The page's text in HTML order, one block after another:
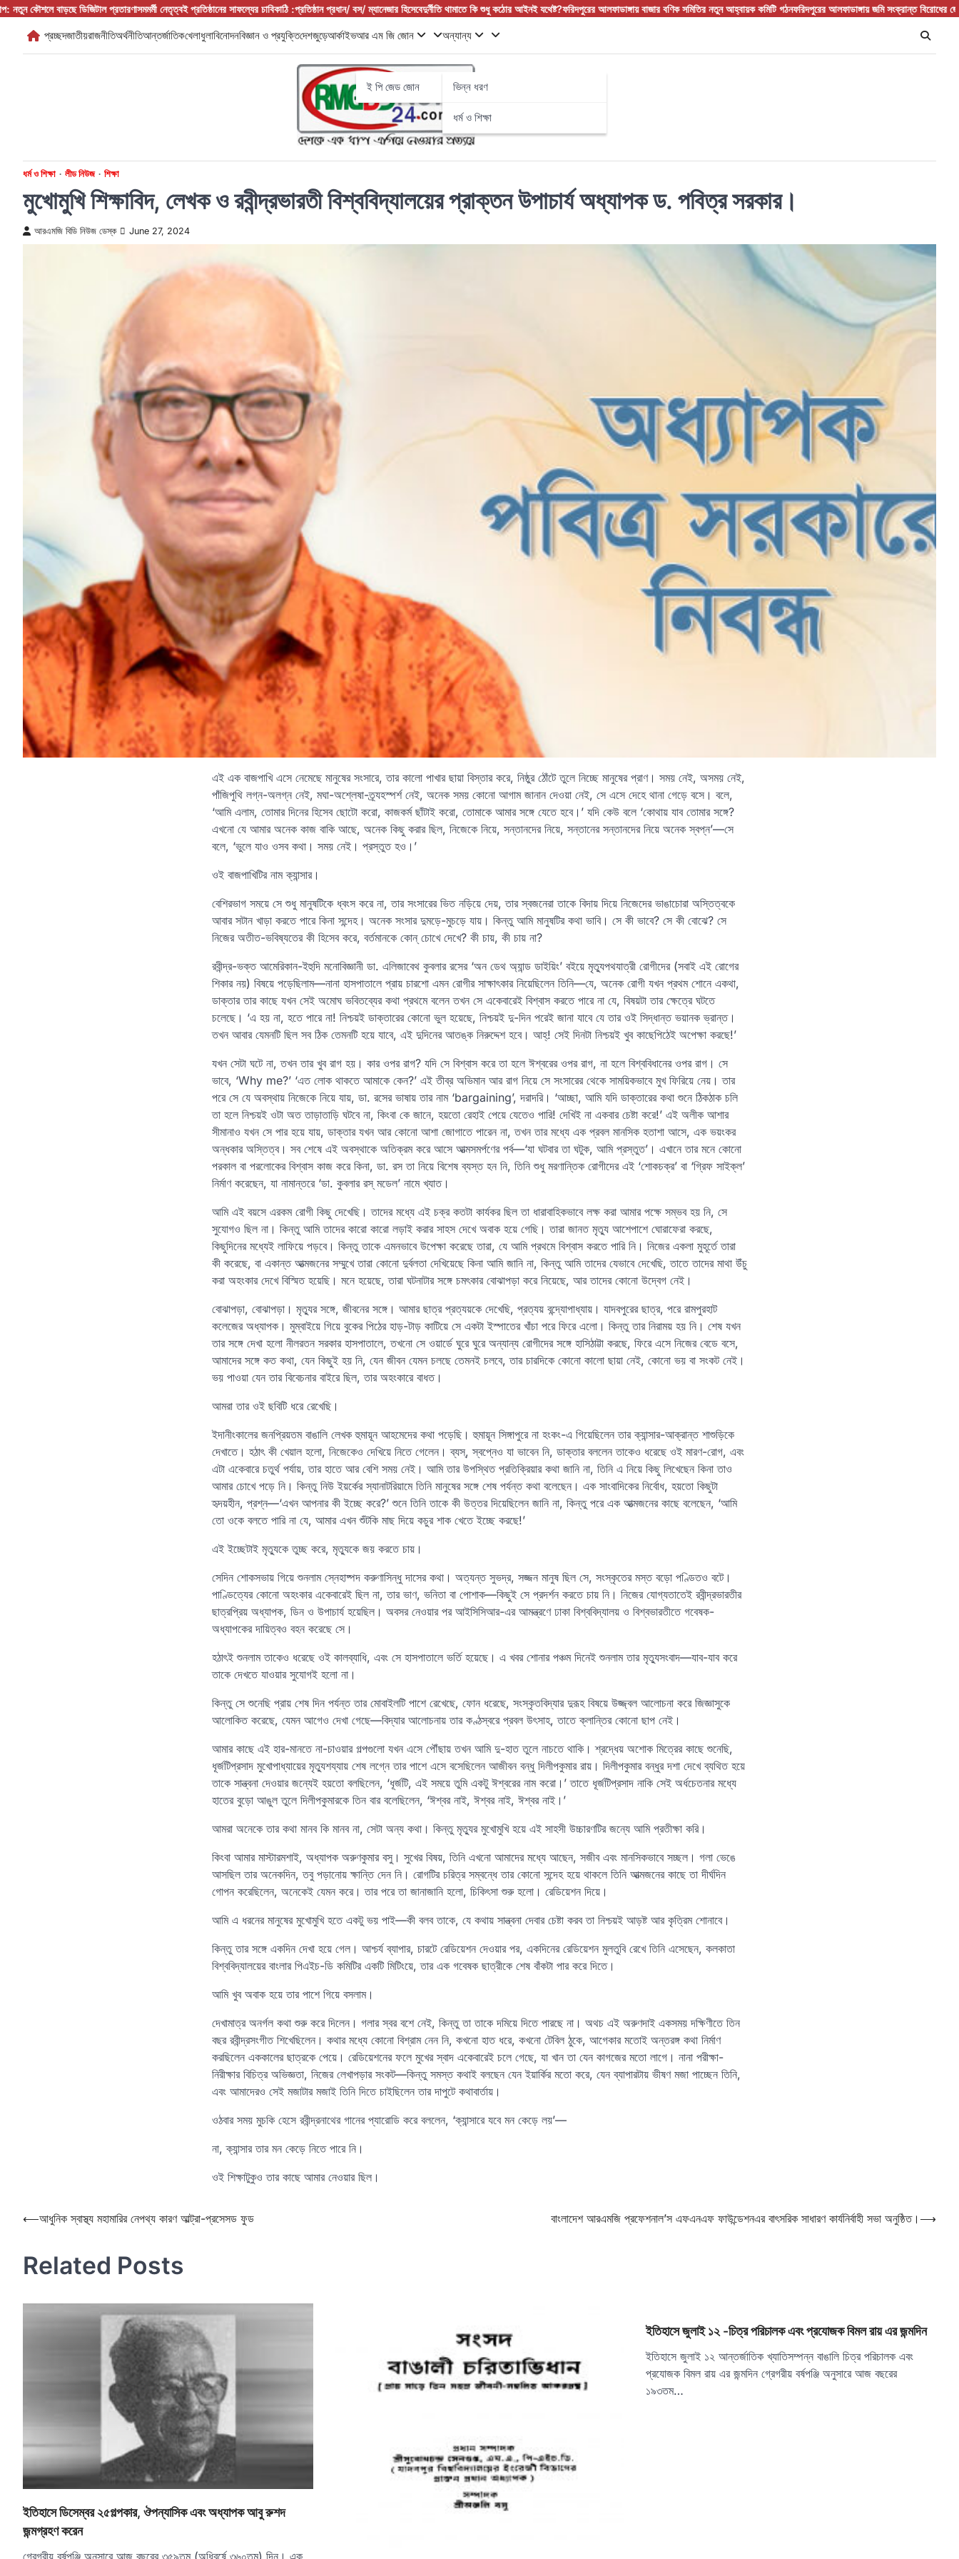
Skip
content
ডিজিটাল প্রতারণাসমমর্মী নেতৃত্বই প্রতিষ্ঠানের সাফল্যের চাবিকাঠি :প্রতিষ্ঠান প্রধান/ বস/ ম্যানেজার হিসেবেদুর্নীতি থামাতে কি শুধু কঠোর আইনই যথেষ্ট?ফরিদপুরের আলফাডাঙ্গায় বাজার বণিক সমিতির নতুন আহ্বায়ক কমিটি গঠনফরিদপুরের আলফাডাঙ্গায় জমি সংক্রান্ত বিরোধের জেরে হামলা আহত তিন
প্রচ্ছদজাতীয়রাজনীতিঅর্থনীতিআন্তর্জাতিকখেলাধুলাবিনোদনবিজ্ঞান ও প্রযুক্তিদেশজুড়েআর্কাইভআর এম জি জোন
ই পি জেড জোন
অন্যান্য
ভিন্ন ধরণ
ধর্ম ও শিক্ষা
ধর্ম ও শিক্ষা লীড নিউজ শিক্ষা
মুখোমুখি শিক্ষাবিদ, লেখক ও রবীন্দ্রভারতী বিশ্ববিদ্যালয়ের প্রাক্তন উপাচার্য অধ্যাপক ড. পবিত্র সরকার।
আরএমজি বিডি নিউজ ডেস্ক June 27, 2024
এই এক বাজপাখি এসে নেমেছে মানুষের সংসারে, তার কালো পাখার ছায়া বিস্তার করে, নিষ্ঠুর ঠোঁটে তুলে নিচ্ছে মানুষের প্রাণ। সময় নেই, অসময় নেই,
পাঁজিপুথি লগ্ন-অলগ্ন নেই, মঘা-অশ্লেষা-ত্র্যহস্পর্শ নেই, অনেক সময় কোনো আগাম জানান দেওয়া নেই, সে এসে দেহে থানা গেড়ে বসে। বলে,
‘আমি এলাম, তোমার দিনের হিসেব ছোটো করো, কাজকর্ম ছাঁটাই করো, তোমাকে আমার সঙ্গে যেতে হবে।’ যদি কেউ বলে ‘কোথায় যাব তোমার সঙ্গে?
এখনো যে আমার অনেক কাজ বাকি আছে, অনেক কিছু করার ছিল, নিজেকে নিয়ে, সন্তানদের নিয়ে, সন্তানের সন্তানদের নিয়ে অনেক স্বপ্ন’—সে
বলে, ‘ভুলে যাও ওসব কথা। সময় নেই। প্রস্তুত হও।’
ওই বাজপাখিটির নাম ক্যান্সার।
বেশিরভাগ সময়ে সে শুধু মানুষটিকে ধ্বংস করে না, তার সংসারের ভিত নড়িয়ে দেয়, তার স্বজনেরা তাকে বিদায় দিয়ে নিজেদের ভাঙাচোরা অস্তিত্বকে
আবার সটান খাড়া করতে পারে কিনা সন্দেহ। অনেক সংসার দুমড়ে-মুচড়ে যায়। কিন্তু আমি মানুষটির কথা ভাবি। সে কী ভাবে? সে কী বোঝে? সে
নিজের অতীত-ভবিষ্যতের কী হিসেব করে, বর্তমানকে কোন্‌ চোখে দেখে? কী চায়, কী চায় না?
রবীন্দ্র-ভক্ত আমেরিকান-ইহুদি মনোবিজ্ঞানী ডা. এলিজাবেথ কুবলার রসের ‘অন ডেথ অ্যান্ড ডাইয়িং’ বইয়ে মৃত্যুপথযাত্রী রোগীদের (সবাই এই রোগের
শিকার নয়) বিষয়ে পড়েছিলাম—নানা হাসপাতালে প্রায় চারশো এমন রোগীর সাক্ষাৎকার নিয়েছিলেন তিনি—যে, অনেক রোগী যখন প্রথম শোনে একথা,
ডাক্তার তার কাছে যখন সেই অমোঘ ভবিতব্যের কথা প্রথমে বলেন তখন সে একেবারেই বিশ্বাস করতে পারে না যে, বিষয়টা তার ক্ষেত্রে ঘটতে
চলেছে। ‘এ হয় না, হতে পারে না! নিশ্চয়ই ডাক্তারের কোনো ভুল হয়েছে, নিশ্চয়ই দু-দিন পরেই জানা যাবে যে তার ওই সিদ্ধান্ত ভয়ানক ভ্রান্ত।
তখন আবার যেমনটি ছিল সব ঠিক তেমনটি হয়ে যাবে, এই দুদিনের আতঙ্ক নিরুদ্দেশ হবে। আহ্‌! সেই দিনটা নিশ্চয়ই খুব কাছেপিঠেই অপেক্ষা করছে!’
যখন সেটা ঘটে না, তখন তার খুব রাগ হয়। কার ওপর রাগ? যদি সে বিশ্বাস করে তা হলে ঈশ্বরের ওপর রাগ, না হলে বিশ্ববিধানের ওপর রাগ। সে
ভাবে, ‘Why me?’ ‘এত লোক থাকতে আমাকে কেন?’ এই তীব্র অভিমান আর রাগ নিয়ে সে সংসারের থেকে সাময়িকভাবে মুখ ফিরিয়ে নেয়। তার
পরে সে যে অবস্থায় নিজেকে নিয়ে যায়, ডা. রসের ভাষায় তার নাম ‘bargaining’, দরাদরি। ‘আচ্ছা, আমি যদি ডাক্তারের কথা শুনে ঠিকঠাক চলি
তা হলে নিশ্চয়ই ওটা অত তাড়াতাড়ি ঘটবে না, কিংবা কে জানে, হয়তো রেহাই পেয়ে যেতেও পারি! দেখিই না একবার চেষ্টা করে!’ এই অলীক আশার
সীমানাও যখন সে পার হয়ে যায়, ডাক্তার যখন আর কোনো আশা জোগাতে পারেন না, তখন তার মধ্যে এক প্রবল মানসিক হতাশা আসে, এক ভয়ংকর
অন্ধকার অস্তিত্ব। সব শেষে এই অবস্থাকে অতিক্রম করে আসে আত্মসমর্পণের পর্ব—‘যা ঘটবার তা ঘটুক, আমি প্রস্তুত’। এখানে তার মনে কোনো
পরকাল বা পরলোকের বিশ্বাস কাজ করে কিনা, ডা. রস তা নিয়ে বিশেষ ব্যস্ত হন নি, তিনি শুধু মরণান্তিক রোগীদের এই ‘শোকচক্র’ বা ‘গ্রিফ সাইক্‌ল’
নির্মাণ করেছেন, যা নামান্তরে ‘ডা. কুবলার রস্‌ মডেল’ নামে খ্যাত।
আমি এই বয়সে এরকম রোগী কিছু দেখেছি। তাদের মধ্যে এই চক্র কতটা কার্যকর ছিল তা ধারাবাহিকভাবে লক্ষ করা আমার পক্ষে সম্ভব হয় নি, সে
সুযোগও ছিল না। কিন্তু আমি তাদের কারো কারো লড়াই করার সাহস দেখে অবাক হয়ে গেছি। তারা জানত মৃত্যু আশেপাশে ঘোরাফেরা করছে,
কিছুদিনের মধ্যেই লাফিয়ে পড়বে। কিন্তু তাকে এমনভাবে উপেক্ষা করেছে তারা, যে আমি প্রথমে বিশ্বাস করতে পারি নি। নিজের একলা মুহূর্তে তারা
কী করেছে, বা একান্ত আত্মজনের সম্মুখে তারা কোনো দুর্বলতা দেখিয়েছে কিনা আমি জানি না, কিন্তু আমি তাদের যেভাবে দেখেছি, তাতে তাদের মাথা উঁচু
করা অহংকার দেখে বিস্মিত হয়েছি। মনে হয়েছে, তারা ঘটনাটার সঙ্গে চমৎকার বোঝাপড়া করে নিয়েছে, আর তাদের কোনো উদ্বেগ নেই।
বোঝাপড়া, বোঝাপড়া। মৃত্যুর সঙ্গে, জীবনের সঙ্গে। আমার ছাত্র প্রত্যয়কে দেখেছি, প্রত্যয় বন্দ্যোপাধ্যায়। যাদবপুরের ছাত্র, পরে রামপুরহাট
কলেজের অধ্যাপক। মুম্বাইয়ে গিয়ে বুকের পিঠের হাড়-টাড় কাটিয়ে সে একটা ইস্পাতের খাঁচা পরে ফিরে এলো। কিন্তু তার নিরাময় হয় নি। শেষ যখন
তার সঙ্গে দেখা হলো নীলরতন সরকার হাসপাতালে, তখনো সে ওয়ার্ডে ঘুরে ঘুরে অন্যান্য রোগীদের সঙ্গে হাসিঠাট্টা করছে, ফিরে এসে নিজের বেডে বসে,
আমাদের সঙ্গে কত কথা, যেন কিছুই হয় নি, যেন জীবন যেমন চলছে তেমনই চলবে, তার চারদিকে কোনো কালো ছায়া নেই, কোনো ভয় বা সংকট নেই।
ভয় পাওয়া যেন তার বিবেচনার বাইরে ছিল, তার অহংকারে বাধত।
আমরা তার ওই ছবিটি ধরে রেখেছি।
ইদানীংকালের জনপ্রিয়তম বাঙালি লেখক হুমায়ূন আহমেদের কথা পড়েছি। হুমায়ূন সিঙ্গাপুরে না হংকং-এ গিয়েছিলেন তার ক্যান্সার-আক্রান্ত শাশুড়িকে
দেখাতে। হঠাৎ কী খেয়াল হলো, নিজেকেও দেখিয়ে নিতে গেলেন। ব্যস্‌, স্বপ্নেও যা ভাবেন নি, ডাক্তার বললেন তাকেও ধরেছে ওই মারণ-রোগ, এবং
এটা একেবারে চতুর্থ পর্যায়, তার হাতে আর বেশি সময় নেই। আমি তার উপস্থিত প্রতিক্রিয়ার কথা জানি না, তিনি এ নিয়ে কিছু লিখেছেন কিনা তাও
আমার চোখে পড়ে নি। কিন্তু নিউ ইয়র্কের স্যানাটরিয়ামে তিনি মানুষের সঙ্গে শেষ পর্যন্ত কথা বলেছেন। এক সাংবাদিকের নির্বোধ, হয়তো কিছুটা
হৃদয়হীন, প্রশ্ন—‘এখন আপনার কী ইচ্ছে করে?’ শুনে তিনি তাকে কী উত্তর দিয়েছিলেন জানি না, কিন্তু পরে এক আত্মজনের কাছে বলেছেন, ‘আমি
তো ওকে বলতে পারি না যে, আমার এখন শুঁটকি মাছ দিয়ে কচুর শাক খেতে ইচ্ছে করছে!’
এই ইচ্ছেটাই মৃত্যুকে তুচ্ছ করে, মৃত্যুকে জয় করতে চায়।
সেদিন শোকসভায় গিয়ে শুনলাম স্নেহাষ্পদ করুণাসিন্ধু দাসের কথা। অত্যন্ত সুভদ্র, সজ্জন মানুষ ছিল সে, সংস্কৃতের মস্ত বড়ো পণ্ডিতও বটে।
পাণ্ডিত্যের কোনো অহংকার একেবারেই ছিল না, তার ভাণ, ভনিতা বা পোশাক—কিছুই সে প্রদর্শন করতে চায় নি। নিজের যোগ্যতাতেই রবীন্দ্রভারতীর
ছাত্রপ্রিয় অধ্যাপক, ডিন ও উপাচার্য হয়েছিল। অবসর নেওয়ার পর আইসিসিআর-এর আমন্ত্রণে ঢাকা বিশ্ববিদ্যালয় ও বিশ্বভারতীতে গবেষক-
অধ্যাপকের দায়িত্বও বহন করেছে সে।
হঠাৎই শুনলাম তাকেও ধরেছে ওই কালব্যাধি, এবং সে হাসপাতালে ভর্তি হয়েছে। এ খবর শোনার পঞ্চম দিনেই শুনলাম তার মৃত্যুসংবাদ—যাব-যাব করে
তাকে দেখতে যাওয়ার সুযোগই হলো না।
কিন্তু সে শুনেছি প্রায় শেষ দিন পর্যন্ত তার মোবাইলটি পাশে রেখেছে, ফোন ধরেছে, সংস্কৃতবিদ্যার দুরূহ বিষয়ে উজ্জ্বল আলোচনা করে জিজ্ঞাসুকে
আলোকিত করেছে, যেমন আগেও দেখা গেছে—বিদ্যার আলোচনায় তার কণ্ঠস্বরে প্রবল উৎসাহ, তাতে ক্লান্তির কোনো ছাপ নেই।
আমার কাছে এই হার-মানতে না-চাওয়ার গল্পগুলো যখন এসে পৌঁছায় তখন আমি দু-হাত তুলে নাচতে থাকি। শ্রদ্ধেয় অশোক মিত্রের কাছে শুনেছি,
ধূর্জটিপ্রসাদ মুখোপাধ্যায়ের মৃত্যুশয্যায় শেষ লগ্নে তার পাশে এসে বসেছিলেন আজীবন বন্ধু দিলীপকুমার রায়। দিলীপকুমার বন্ধুর দশা দেখে ব্যথিত হয়ে
তাকে সান্ত্বনা দেওয়ার জন্যেই হয়তো বলছিলেন, ‘ধূর্জটি, এই সময়ে তুমি একটু ঈশ্বরের নাম করো।’ তাতে ধূর্জটিপ্রসাদ নাকি সেই অর্ধচেতনার মধ্যে
হাতের বুড়ো আঙুল তুলে দিলীপকুমারকে তিন বার বলেছিলেন, ‘ঈশ্বর নাই, ঈশ্বর নাই, ঈশ্বর নাই।’
আমরা অনেকে তার কথা মানব কি মানব না, সেটা অন্য কথা। কিন্তু মৃত্যুর মুখোমুখি হয়ে এই সাহসী উচ্চারণটির জন্যে আমি প্রতীক্ষা করি।
কিংবা আমার মাস্টারমশাই, অধ্যাপক অরুণকুমার বসু। সুখের বিষয়, তিনি এখনো আমাদের মধ্যে আছেন, সজীব এবং মানসিকভাবে সচ্ছল। গলা ভেঙে
আসছিল তার অনেকদিন, তবু পড়ানোয় ক্ষান্তি দেন নি। রোগটির চরিত্র সম্বন্ধে তার কোনো সন্দেহ হয়ে থাকলে তিনি আত্মজনের কাছে তা দীর্ঘদিন
গোপন করেছিলেন, অনেকেই যেমন করে। তার পরে তা জানাজানি হলো, চিকিৎসা শুরু হলো। রেডিয়েশন দিয়ে।
আমি এ ধরনের মানুষের মুখোমুখি হতে একটু ভয় পাই—কী বলব তাকে, যে কথায় সান্ত্বনা দেবার চেষ্টা করব তা নিশ্চয়ই আড়ষ্ট আর কৃত্রিম শোনাবে।
কিন্তু তার সঙ্গে একদিন দেখা হয়ে গেল। আশ্চর্য ব্যাপার, চারটে রেডিয়েশন দেওয়ার পর, একদিনের রেডিয়েশন মুলতুবি রেখে তিনি এসেছেন, কলকাতা
বিশ্ববিদ্যালয়ের বাংলার পিএইচ-ডি কমিটির একটি মিটিংয়ে, তার এক গবেষক ছাত্রীকে শেষ বাঁকটা পার করে দিতে।
আমি খুব অবাক হয়ে তার পাশে গিয়ে বসলাম।
দেখামাত্র অনর্গল কথা শুরু করে দিলেন। গলার স্বর বশে নেই, কিন্তু তা তাকে দমিয়ে দিতে পারছে না। অথচ এই অরুণদাই একসময় দক্ষিণীতে তিন
বছর রবীন্দ্রসংগীত শিখেছিলেন। কথার মধ্যে কোনো বিশ্রাম নেন নি, কখনো হাত ধরে, কখনো টেবিল ঠুকে, আগেকার মতোই অন্তরঙ্গ কথা নির্মাণ
করছিলেন এককালের ছাত্রকে পেয়ে। রেডিয়েশনের ফলে মুখের স্বাদ একেবারেই চলে গেছে, যা খান তা যেন কাগজের মতো লাগে। নানা পরীক্ষা-
নিরীক্ষার বিচিত্র অভিজ্ঞতা, নিজের লেখাপড়ার সংকট—কিন্তু সমস্ত কথাই বলছেন যেন ইয়ার্কির মতো করে, যেন ব্যাপারটায় ভীষণ মজা পাচ্ছেন তিনি,
এবং আমাদেরও সেই মজাটার মজাই তিনি দিতে চাইছিলেন তার দাপুটে কথাবার্তায়।
ওঠবার সময় মুচকি হেসে রবীন্দ্রনাথের গানের প্যারোডি করে বললেন, ‘ক্যান্সারে যবে মন কেড়ে লয়’—
না, ক্যান্সার তার মন কেড়ে নিতে পারে নি।
ওই শিক্ষাটুকুও তার কাছে আমার নেওয়ার ছিল।
Post
⟵আধুনিক স্বাস্থ্য মহামারির নেপথ্য কারণ আল্ট্রা-প্রসেসড ফুড বাংলাদেশ আরএমজি প্রফেশনাল’স এফএনএফ ফাউন্ডেশনএর বাৎসরিক সাধারণ কার্যনির্বাহী সভা অনুষ্ঠিত। ⟶
Related Posts
ইতিহাসে ডিসেম্বর ২৫গল্পকার, ঔপন্যাসিক এবং অধ্যাপক আবু রুশদ
জন্মগ্রহণ করেন
ইতিহাসে জুলাই ১২ -চিত্র পরিচালক এবং প্রযোজক বিমল রায় এর জন্মদিন
ইতিহাসে জুলাই ১২ আন্তর্জাতিক খ্যাতিসম্পন্ন বাঙালি চিত্র পরিচালক এবং
প্রযোজক বিমল রায় এর জন্মদিন গ্রেগরীয় বর্ষপঞ্জি অনুসারে আজ বছরের
১৯৩তম…